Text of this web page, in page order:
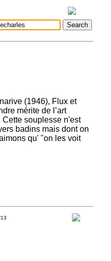
(1946), Flux et
mérite de l’art
Cette souplesse n'est
badins mais dont on
qu' "on les voit